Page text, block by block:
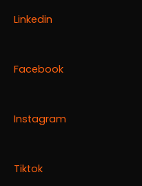
Linkedin
Facebook
Instagram
Tiktok